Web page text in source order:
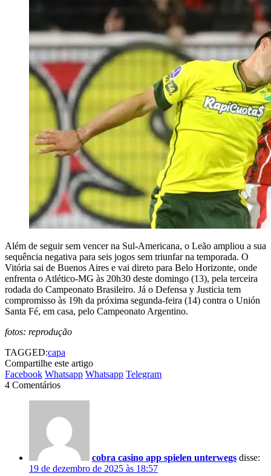
Além de seguir sem vencer na Sul-Americana, o Leão ampliou a sua
sequência negativa para seis jogos sem triunfar na temporada. O
Vitória sai de Buenos Aires e vai direto para Belo Horizonte, onde
enfrenta o Atlético-MG às 20h30 deste domingo (13), pela terceira
rodada do Campeonato Brasileiro. Já o Defensa y Justicia tem
compromisso às 19h da próxima segunda-feira (14) contra o Unión
Santa Fé, em casa, pelo Campeonato Argentino.
fotos: reprodução
TAGGED:capa
Compartilhe este artigo
Facebook Whatsapp Whatsapp Telegram
4 Comentários
cobra casino app spielen unterwegs disse:
19 de dezembro de 2025 às 18:57